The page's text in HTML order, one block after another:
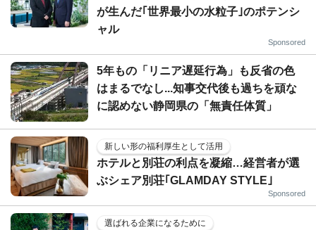
が生んだ｢世界最小の水粒子｣のポテンシ
ャル
Sponsored
5年もの「リニア遅延行為」も反省の色
はまるでなし...知事交代後も過ちを頑な
に認めない静岡県の「無責任体質」
新しい形の福利厚生として活用
ホテルと別荘の利点を凝縮…経営者が選
ぶシェア別荘｢GLAMDAY STYLE｣
Sponsored
選ばれる企業になるために